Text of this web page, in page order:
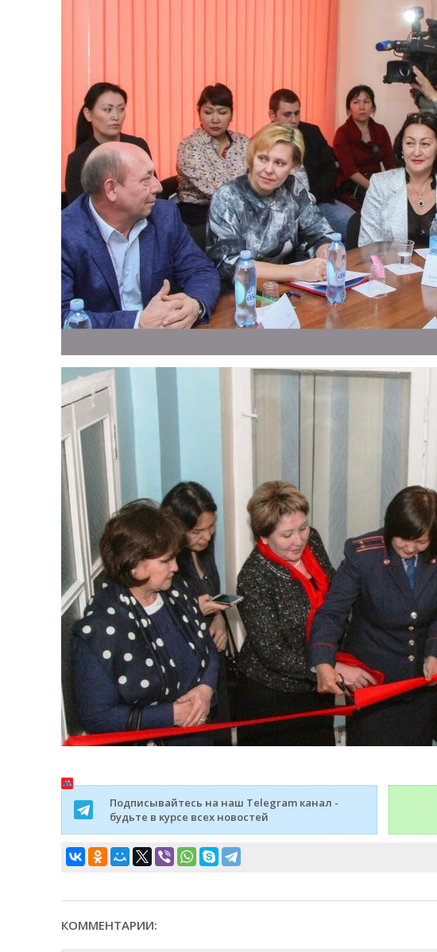
Подписывайтесь на наш Telegram канал -
будьте в курсе всех новостей
КОММЕНТАРИИ: